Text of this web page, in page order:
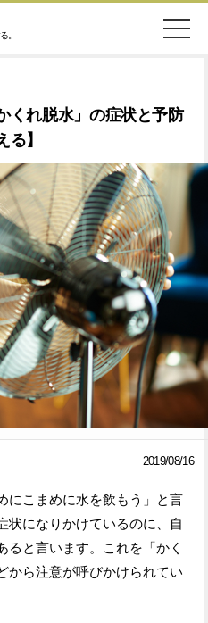
。
妊娠・出産
ワークスタイル
ファッション
SDGs
検
索
とは？
Twitter
シ
ア
くれ脱水」の症状と予防
】
2019/08/16
にこまめに水を飲もう」と言
状になりかけているのに、自
ると言います。これを「かく
から注意が呼びかけられてい